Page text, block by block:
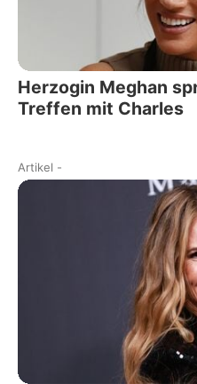
Herzogin Meghan
Treffen mit Charles
Artikel -